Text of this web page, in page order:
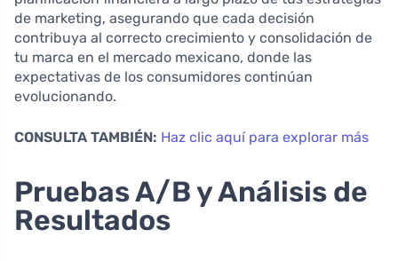
de marketing, asegurando que cada decisión
contribuya al correcto crecimiento y consolidación de
tu marca en el mercado mexicano, donde las
expectativas de los consumidores continúan
evolucionando.
CONSULTA TAMBIÉN: Haz clic aquí para explorar más
Pruebas A/B y Análisis de
Resultados